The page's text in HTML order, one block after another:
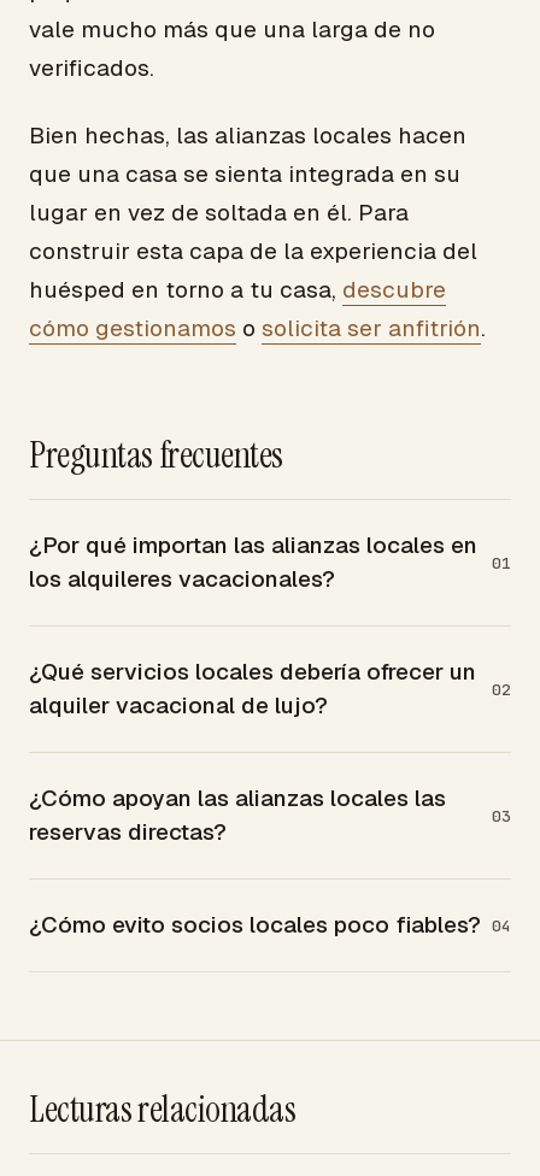
vale mucho más que una larga de no
verificados.
Bien hechas, las alianzas locales hacen
que una casa se sienta integrada en su
lugar en vez de soltada en él. Para
construir esta capa de la experiencia del
huésped en torno a tu casa, descubre
cómo gestionamos o solicita ser anfitrión.
Preguntas frecuentes
¿Por qué importan las alianzas locales en
los alquileres vacacionales?
01
¿Qué servicios locales debería ofrecer un
alquiler vacacional de lujo?
02
¿Cómo apoyan las alianzas locales las
reservas directas?
03
¿Cómo evito socios locales poco fiables? 04
Lecturas relacionadas